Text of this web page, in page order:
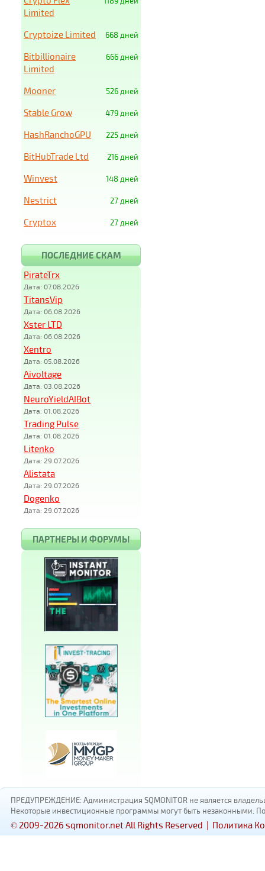
Limited
668 дней
Cryptoize Limited
666 дней
Bitbillionaire
Limited
526 дней
Mooner
479 дней
Stable Grow
225 дней
HashRanchoGPU
216 дней
BitHubTrade Ltd
148 дней
Winvest
27 дней
Nestrict
27 дней
Cryptox
ПОСЛЕДНИЕ СКАМ
PirateTrx
Дата: 07.08.2026
TitansVip
Дата: 06.08.2026
Xster LTD
Дата: 06.08.2026
Xentro
Дата: 05.08.2026
Aivoltage
Дата: 03.08.2026
NeuroYieldAIBot
Дата: 01.08.2026
Trading Pulse
Дата: 01.08.2026
Litenko
Дата: 29.07.2026
Alistata
Дата: 29.07.2026
Dogenko
Дата: 29.07.2026
ПАРТНЕРЫ И ФОРУМЫ
ПРЕДУПРЕЖДЕНИЕ: Администрация SQMONITOR не является
Некоторые инвестиционные программы могут быть незаконными.
© 2009-2026 sqmonitor.net All Rights Reserved | Политика